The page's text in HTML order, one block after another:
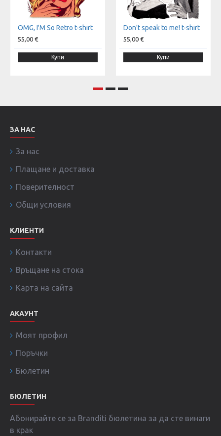
OMG, I'M So Retro t-shirt
55,00 €
Купи
Don't speak to me! t-shirt
55,00 €
Купи
ЗА НАС
За нас
Плащане и доставка
Поверителност
Общи условия
КЛИЕНТИ
Контакти
Връщане на стока
Карта на сайта
АКАУНТ
Моят профил
Поръчки
Бюлетин
БЮЛЕТИН
Абонирайте се за Branditi бюлетина за да сте винаги
в крак